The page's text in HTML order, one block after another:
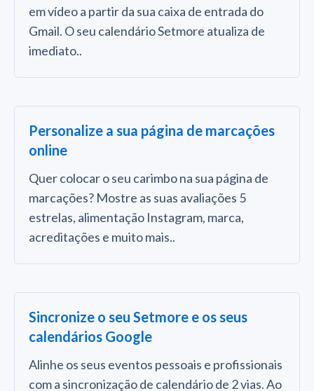
em vídeo a partir da sua caixa de entrada do
Gmail. O seu calendário Setmore atualiza de
imediato..
Personalize a sua página de marcações
online
Quer colocar o seu carimbo na sua página de
marcações? Mostre as suas avaliações 5
estrelas, alimentação Instagram, marca,
acreditações e muito mais..
Sincronize o seu Setmore e os seus
calendários Google
Alinhe os seus eventos pessoais e profissionais
com a sincronização de calendário de 2 vias. Ao